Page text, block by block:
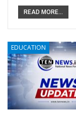
READ MORE...
EDUCATION